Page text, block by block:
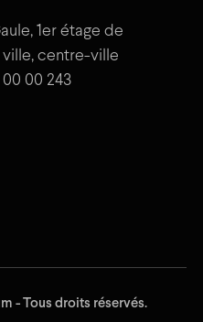
1er étage de
ville, centre-ville
00 00 243
- Tous droits réservés.